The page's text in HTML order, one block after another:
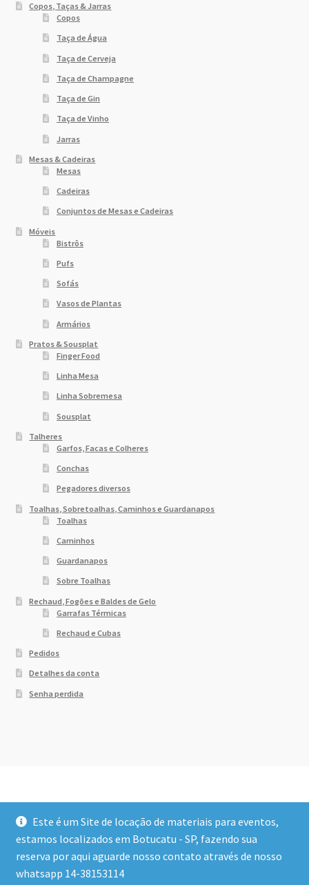
Este é um Site de locação de materiais para eventos,
estamos localizados em Botucatu - SP, fazendo sua
reserva por aqui aguarde nosso contato através de nosso
whatsapp 14-38153114
Copos, Taças & Jarras
Copos
Taça de Água
Taça de Cerveja
Taça de Champagne
Taça de Gin
Taça de Vinho
Jarras
Mesas & Cadeiras
Mesas
Cadeiras
Conjuntos de Mesas e Cadeiras
Móveis
Bistrôs
Pufs
Sofás
Vasos de Plantas
Armários
Pratos & Sousplat
Finger Food
Linha Mesa
Linha Sobremesa
Sousplat
Talheres
Garfos, Facas e Colheres
Conchas
Pegadores diversos
Toalhas, Sobretoalhas, Caminhos e Guardanapos
Toalhas
Caminhos
Guardanapos
Sobre Toalhas
Rechaud, Fogões e Baldes de Gelo
Garrafas Térmicas
Rechaud e Cubas
Pedidos
Detalhes da conta
Senha perdida
© Dony Locações 2026
Built with WooCommerce